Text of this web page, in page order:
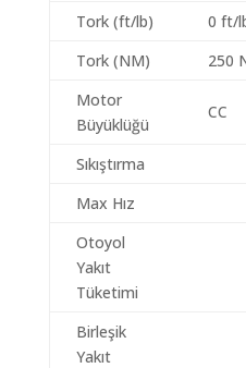
Tork (ft/lb)
0 ft/
Tork (NM)
250
Motor
Büyüklüğü
CC
Sıkıştırma
Max Hız
Otoyol
Yakıt
Tüketimi
Birleşik
Yakıt